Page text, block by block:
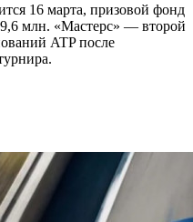
16 марта, призовой фонд
млн. «Мастерс» — второй
ATP после